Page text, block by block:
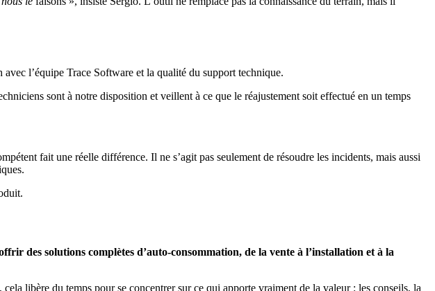
l’équipe Trace Software et la qualité du support technique.
sont à notre disposition et veillent à ce que le réajustement soit effectué en un temps
fait une réelle différence. Il ne s’agit pas seulement de résoudre les incidents, mais aussi
des solutions complètes d’auto-consommation, de la vente à l’installation et à la
libère du temps pour se concentrer sur ce qui apporte vraiment de la valeur : les conseils, la